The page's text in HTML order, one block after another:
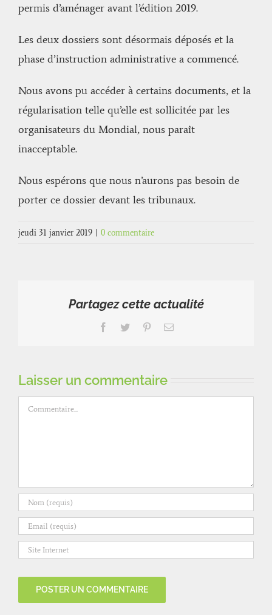
permis d’aménager avant l’édition 2019.
Les deux dossiers sont désormais déposés et la
phase d’instruction administrative a commencé.
Nous avons pu accéder à certains documents, et la
régularisation telle qu’elle est sollicitée par les
organisateurs du Mondial, nous paraît
inacceptable.
Nous espérons que nous n’aurons pas besoin de
porter ce dossier devant les tribunaux.
jeudi 31 janvier 2019 0 commentaire
Partagez cette actualité
Facebook
Twitter PinterestEmail
Laisser un commentaire
Commentaire